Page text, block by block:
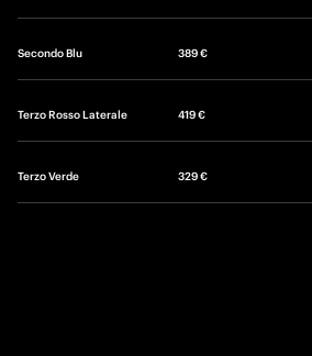
Secondo Blu 389 €
Terzo Rosso Laterale 419 €
Terzo Verde 329 €